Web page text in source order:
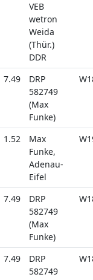
VEB
wetron
Weida
(Thür.)
DDR
7.49
DRP
582749
(Max
Funke)
1.52
Max
Funke,
Adenau-
Eifel
7.49
DRP
582749
(Max
Funke)
7.49
DRP
582749